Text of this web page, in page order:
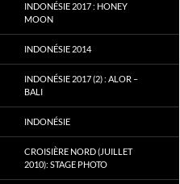
INDONÉSIE 2017 : HONEY
MOON
INDONÉSIE 2014
INDONÉSIE 2017 (2) : ALOR –
BALI
INDONÉSIE
CROISIÈRE NORD (JUILLET
2010): STAGE PHOTO